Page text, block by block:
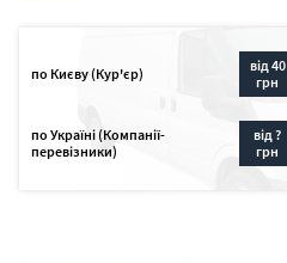
по Києву (Кур'єр)
від 40
грн
по Україні (Компанії-
перевізники)
від ?
грн